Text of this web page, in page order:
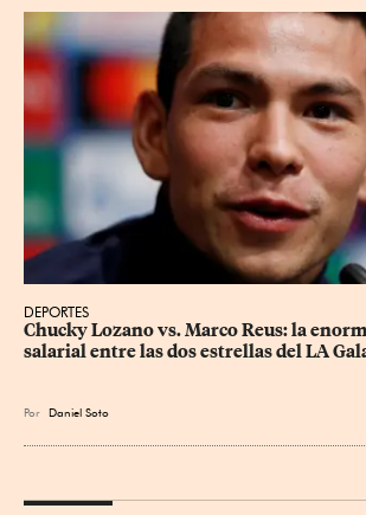
DEPORTES
Chucky Lozano vs. Marco Reus: la
salarial entre las dos estrellas del LA
Por Daniel Soto